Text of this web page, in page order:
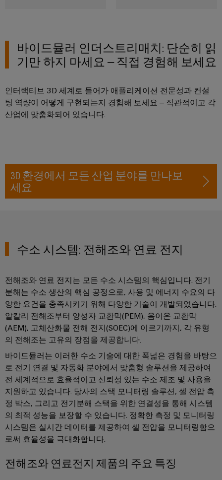
구
축
의
정
요
구
사
하
는
솔
션
닛
빌
캐
비
닛
제
작
의
과
를
해
결
하
는
솔
루
션
데
이
터
싱
글
어
이
더
캐
비
및
필
배
선
스
마
트
계
량
스
마
트
캐
비
닛
구
축
케
이
인
입
시
구
성
결
케
블,
패
치
케
이
블,
케
이
블
PLC
시
스
템
배
선
설
팅
디
지
털
어
링
결
팅
지
털
엔
지
니
링
바
이
드
뮬
러
구
성
기
전
시
및
이
벤
지
털
랫
리
점
비
나
및
뉴
스
레
터
카
데
인
사
수
정
및
인
증
오
렌
지
맥
|
고
객
매
거
진
경
바이드뮬러 인더스트리매치: 단순히 읽
기만 하지 마세요 – 직접 경험해 보세요
인터랙티브 3D 세계로 들어가 애플리케이션 전문성과 컨설
팅 역량이 어떻게 구현되는지 경험해 보세요 – 직관적이고 각
산업에 맞춤화되어 있습니다.
3D 환경에서 모든 산업 분야를 만나보
세요
수소 시스템: 전해조와 연료 전지
전해조와 연료 전지는 모든 수소 시스템의 핵심입니다. 전기
분해는 수소 생산의 핵심 공정으로, 사용 및 에너지 수요의 다
양한 요건을 충족시키기 위해 다양한 기술이 개발되었습니다.
알칼리 전해조부터 양성자 교환막(PEM), 음이온 교환막
(AEM), 고체산화물 전해 전지(SOEC)에 이르기까지, 각 유형
의 전해조는 고유의 장점을 제공합니다.
바이드뮬러는 이러한 수소 기술에 대한 폭넓은 경험을 바탕으
로 전기 연결 및 자동화 분야에서 맞춤형 솔루션을 제공하여
전 세계적으로 효율적이고 신뢰성 있는 수소 제조 및 사용을
지원하고 있습니다. 당사의 스택 모니터링 솔루션, 셀 전압 측
정 박스, 그리고 전기분해 스택을 위한 연결성을 통해 시스템
의 최적 성능을 보장할 수 있습니다. 정확한 측정 및 모니터링
시스템은 실시간 데이터를 제공하여 셀 전압을 모니터링함으
로써 효율성을 극대화합니다.
전해조와 연료전지 제품의 주요 특징